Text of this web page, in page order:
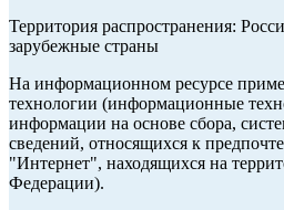
Территория распространения:
зарубежные страны
На информационном ресурсе
технологии (информационные
информации на основе сбора,
сведений, относящихся к
"Интернет", находящихся на
Федерации).